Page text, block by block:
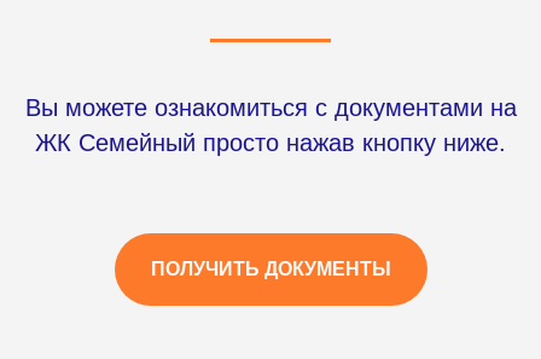
Вы можете ознакомиться с документами на
ЖК Семейный просто нажав кнопку ниже.
ПОЛУЧИТЬ ДОКУМЕНТЫ